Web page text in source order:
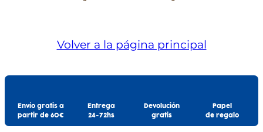
Volver a la página principal
Envío gratis a
partir de 60€
Entrega
24-72hs
Devolución
gratis
Papel
de regalo